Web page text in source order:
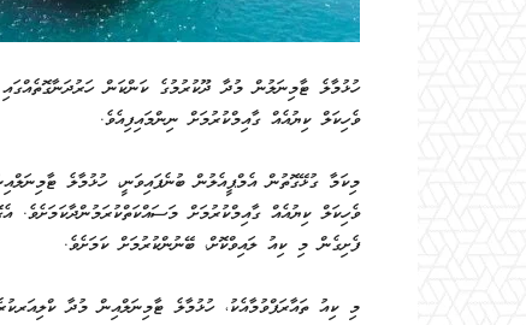
ހުޅުމާލެ ޓާމިނަލުން މުދާ ދޫކުރުމުގެ ކަންކަން
ވެހިކަލް ކިޔުއެއް ގާއިމްކުރުމަށް ނިންމައިފިއެވެ.
މިކަމާ ގުޅޭގޮތުން އެމްޕީއެލުން ބުނެފައިވަނީ، ހުޅުމާލެ
ފެށިގެން މި ކިއު ލައިވްކޮށް، ބޭނުންކުރުމަށް ކަމަށެވެ.
މި ކިއު ތައާރަފްވުމާއެކު، ހުޅުމާލެ ޓާމިނަލްއިން މުދާ